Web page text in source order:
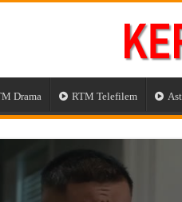
Drama RTM Telefilem